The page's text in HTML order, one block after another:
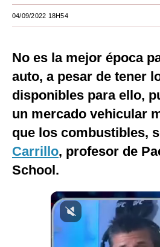
México
Internacional
Tecnología
Club del Suscriptor
G de Gestión
Notas Contratadas
04/09/2022 18H54
No es la mejor época
auto, a pesar de tener
disponibles para ello,
un mercado vehicular
que los combustibles,
Carrillo, profesor de
School.